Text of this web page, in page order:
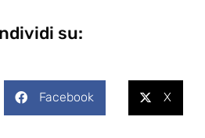
su:
Facebook X